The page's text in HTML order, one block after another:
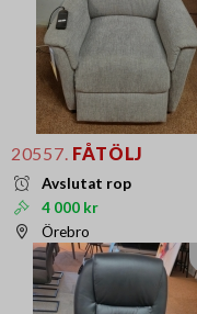
20557. FÅTÖLJ
Avslutat rop
4 000 kr
Örebro